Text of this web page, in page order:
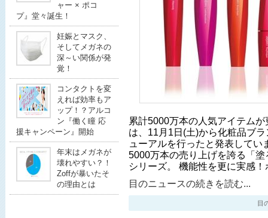
ャー × ポコ
プ』堂々誕生！
妊娠とマスク、
そしてメガネの
深～い関係が発
覚！
コンタクトを変
えれば効率もア
ップ！？アルコ
ン『働く瞳 応
援キャンペーン』開始
年末はメガネが
壊れやすい？！
Zoffが暴いたそ
の理由とは
累計5000万本の人気アイテム
は、11月1日(土)から化粧品ブ
ューアルを行ったと発表してい
5000万本の売り上げを誇る「
シリーズ。 機能性を更に実感
目のニュースの続きを読む...
目